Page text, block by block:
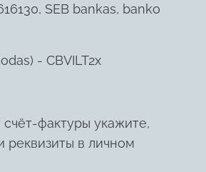
SEB bankas, banko
- CBVILT2x
фактуры укажите,
реквизиты в личном